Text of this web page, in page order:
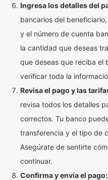
Ingresa los detalles del
bancarios del
y el número de cuenta
la cantidad que deseas
que deseas que reciba el
verificar toda la
Revisa el pago y las
revisa todos los detalles
correctos. Tu banco
transferencia y el tipo de
Asegúrate de sentirte
continuar.
Confirma y envía el pago: